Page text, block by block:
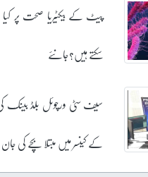
پیٹ کے بیکٹیریا صحت پر
سکتے ہیں؟جانئے
سیف سٹی ورچوئل بلڈ بینک
کے کینسر میں مبتلا بچے کی